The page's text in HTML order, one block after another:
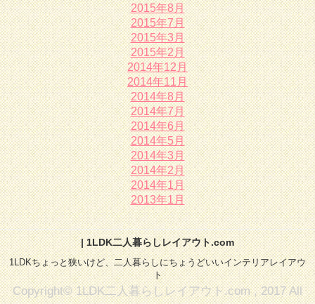
2015年8月
2015年7月
2015年3月
2015年2月
2014年12月
2014年11月
2014年8月
2014年7月
2014年6月
2014年5月
2014年3月
2014年2月
2014年1月
2013年1月
| 1LDK二人暮らしレイアウト.com
1LDKちょっと狭いけど、二人暮らしにちょうどいいインテリアレイアウ
ト
Copyright© 1LDK二人暮らしレイアウト.com , 2017 All